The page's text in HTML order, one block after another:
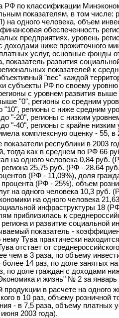
РФ по классификации
показателям, в том числе:
на одного человека, объем
обеспеченность
предприятиях, уровень
доходами ниже прожиточного
услуг, основные фонды
показатель развития
показателей к
"вес" каждой
субъекты РФ по своему уровню
с уровнем развития выше
"0", регионы со средним
"10", регионы с ниже средним
"-20", регионы с низким
"-40", регионы с крайне низким
комплексную оценку - 55, в
показатели республики в 2003
тогда как в среднем по РФ 66
на одного человека 0,84 руб.
25,75 руб. (РФ - 28.64
(РФ - 11,09%), доля
(РФ - 25%), объем
на одного человека 10,3 руб.
на одного человека
инфраструктуры 18
приблизилась к
и развитие социальной
показатель -
Тува практически
отстает от
чем в 3 раза, по объему
более 14 раз, по доле занятых
по доле граждан с доходами
и жизнь" № 2 за январь
в расчете на одного
в 10 раз, объему розничной
- в 7,5 раза, объему платных
2003 года).